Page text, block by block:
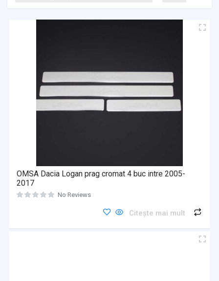
OMSA Dacia Logan prag cromat 4 buc intre 2005-
2017
No Reviews
Citește mai mult